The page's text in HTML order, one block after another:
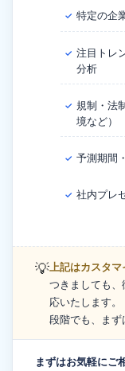
✓ 特定の企
✓ 注目トレ
分析
✓ 規制・法
境など）
✓ 予測期間
✓ 社内プレ
💡上記はカスタマ
つきましても
応いたします
段階でも、まず
まずはお気軽にご